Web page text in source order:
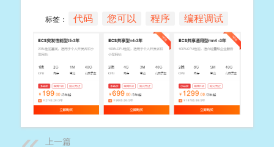
标签： 代码 您可以 程序 编程调试
上一篇